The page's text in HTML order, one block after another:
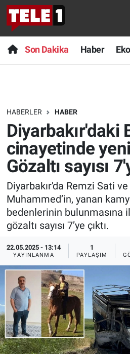
Son Dakika Haber
HABERLER HABER
Diyarbakır'daki
cinayetinde
Gözaltı sayısı
Diyarbakır'da Remzi Sati
Muhammed’in, yanan
bedenlerinin bulunmasına
gözaltı sayısı 7’ye çıktı.
22.05.2025 - 13:14
YAYINLANMA
1
PAYLAŞIM
Anında Manşet
Başka Sohbetler
Bilim turu
Bilim ve Teknoloji Evreni
Doğa Konuşuyor
Ege Saati
Ege'den Esintiler
Eğitim
Eğlence
Ekonomi
Forum
Son Dakika
Haber
Dünya
Teknoloji
Sağlık
Yayın Akışı
İletişim
Nöbetçi Eczaneler
Hava Durumu
Trafik Durumu
Süper Lig Puan Durumu
Tüm Manşetler
Son Dakika Haberleri
Haber Arşivi